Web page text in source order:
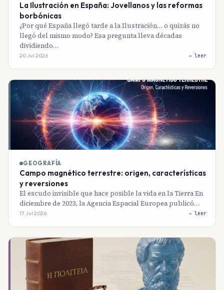
La Ilustración en España: Jovellanos y las reformas
borbónicas
¿Por qué España llegó tarde a la Ilustración… o quizás no
llegó del mismo modo? Esa pregunta lleva décadas
dividiendo…
20 Jul 2026 → leer
GEOGRAFÍA
Campo magnético terrestre: origen, características
y reversiones
El escudo invisible que hace posible la vida en la Tierra En
diciembre de 2023, la Agencia Espacial Europea publicó…
17 Jul 2026 → leer